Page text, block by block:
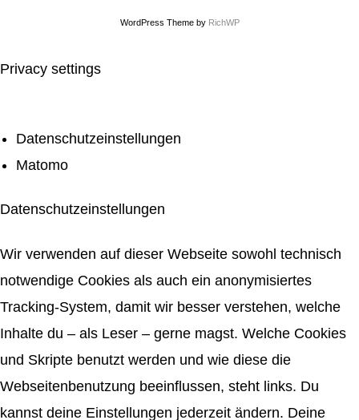
WordPress Theme by RichWP
Privacy settings
Datenschutzeinstellungen
Matomo
Datenschutzeinstellungen
Wir verwenden auf dieser Webseite sowohl technisch
notwendige Cookies als auch ein anonymisiertes
Tracking-System, damit wir besser verstehen, welche
Inhalte du – als Leser – gerne magst. Welche Cookies
und Skripte benutzt werden und wie diese die
Webseitenbenutzung beeinflussen, steht links. Du
kannst deine Einstellungen jederzeit ändern. Deine